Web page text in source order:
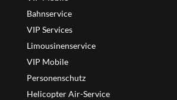
Bahnservice
VIP Services
Limousinenservice
VIP Mobile
Personenschutz
Helicopter Air-Service